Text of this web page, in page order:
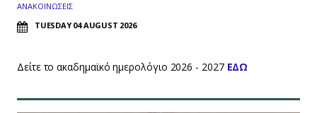
ΑΝΑΚΟΙΝΩΣΕΙΣ
TUESDAY 04 AUGUST 2026
Δείτε το ακαδημαϊκό ημερολόγιο 2026 - 2027 ΕΔΩ